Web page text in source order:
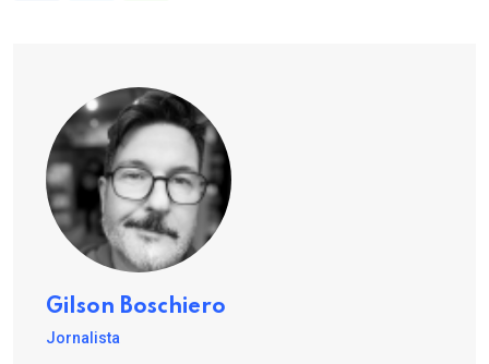
Gilson Boschiero
Jornalista